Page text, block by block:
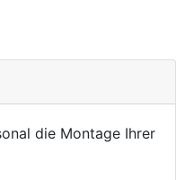
die Montage Ihrer